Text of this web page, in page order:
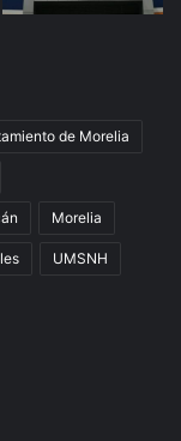
de Morelia
Morelia
UMSNH